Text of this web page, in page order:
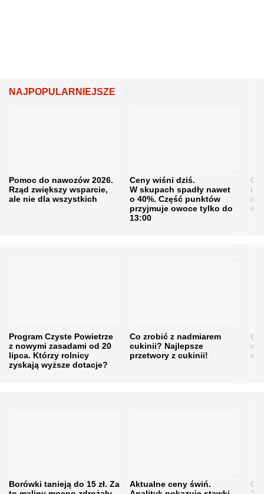
NAJPOPULARNIEJSZE
Pomoc do nawozów 2026.
Rząd zwiększy wsparcie,
ale nie dla wszystkich
Ceny wiśni dziś.
W skupach spadły nawet
o 40%. Część punktów
przyjmuje owoce tylko do
13:00
i
Program Czyste Powietrze
z nowymi zasadami od 20
lipca. Którzy rolnicy
zyskają wyższe dotacje?
Co zrobić z nadmiarem
cukinii? Najlepsze
przetwory z cukinii!
w
Borówki tanieją do 15 zł. Za
Aktualne ceny świń.